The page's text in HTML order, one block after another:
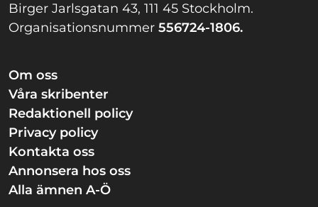
Birger Jarlsgatan 43, 111 45 Stockholm.
Organisationsnummer 556724-1806.
Om oss
Våra skribenter
Redaktionell policy
Privacy policy
Kontakta oss
Annonsera hos oss
Alla ämnen A-Ö